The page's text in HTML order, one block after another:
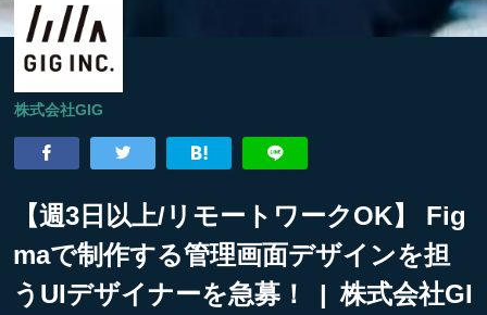
株式会社GIG
【週3日以上/リモートワークOK】 Fig
maで制作する管理画面デザインを担
うUIデザイナーを急募！ | 株式会社GI